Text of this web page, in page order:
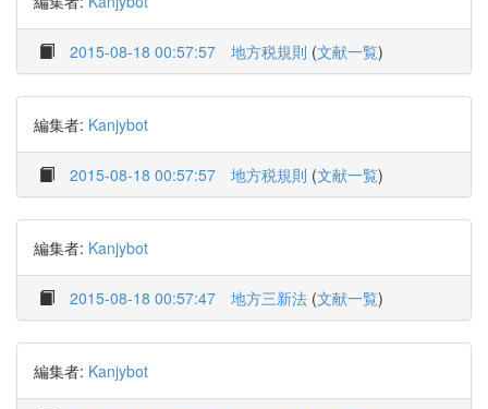
2015-08-18 00:57:57 地方税規則 (文献一覧)
編集者: Kanjybot
2015-08-18 00:57:57 地方税規則 (文献一覧)
編集者: Kanjybot
2015-08-18 00:57:47 地方三新法 (文献一覧)
編集者: Kanjybot